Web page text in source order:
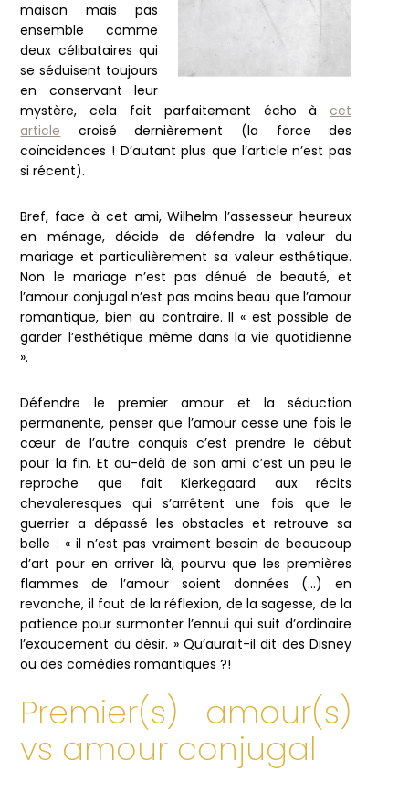
maison mais pas
ensemble comme
deux célibataires qui
se séduisent toujours
en conservant leur
mystère, cela fait parfaitement écho à cet
article croisé dernièrement (la force des
coïncidences ! D’autant plus que l’article n’est pas
si récent).
Bref, face à cet ami, Wilhelm l’assesseur heureux
en ménage, décide de défendre la valeur du
mariage et particulièrement sa valeur esthétique.
Non le mariage n’est pas dénué de beauté, et
l’amour conjugal n’est pas moins beau que l’amour
romantique, bien au contraire. Il « est possible de
garder l’esthétique même dans la vie quotidienne
».
Défendre le premier amour et la séduction
permanente, penser que l’amour cesse une fois le
cœur de l’autre conquis c’est prendre le début
pour la fin. Et au-delà de son ami c’est un peu le
reproche que fait Kierkegaard aux récits
chevaleresques qui s’arrêtent une fois que le
guerrier a dépassé les obstacles et retrouve sa
belle : « il n’est pas vraiment besoin de beaucoup
d’art pour en arriver là, pourvu que les premières
flammes de l’amour soient données (…) en
revanche, il faut de la réflexion, de la sagesse, de la
patience pour surmonter l’ennui qui suit d’ordinaire
l’exaucement du désir. » Qu’aurait-il dit des Disney
ou des comédies romantiques ?!
Premier(s) amour(s)
vs amour conjugal